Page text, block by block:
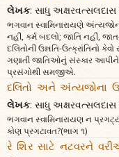
લેખક: સાધુ અક્ષરવત્સલદાસ
ભગવાન સ્વામિનારાયણે
નહીં, કર્મ બદલો; જાતિ નહીં,
દલિતોની ઉન્નતિ-ઉત્ક્રાંતિનો
ગણાતી જાતિઓનું સંસ્કાર આપીને
પ્રસંગોથી સમજીએ.
દલિતો અને અંત્યજોના
લેખક: સાધુ અક્ષરવત્સલદાસ
ભગવાન સ્વામિનારાયણ ન
કોણ પ્રગટાવત?(ભાગ ૧)
રે શિર સાટે નટવરને